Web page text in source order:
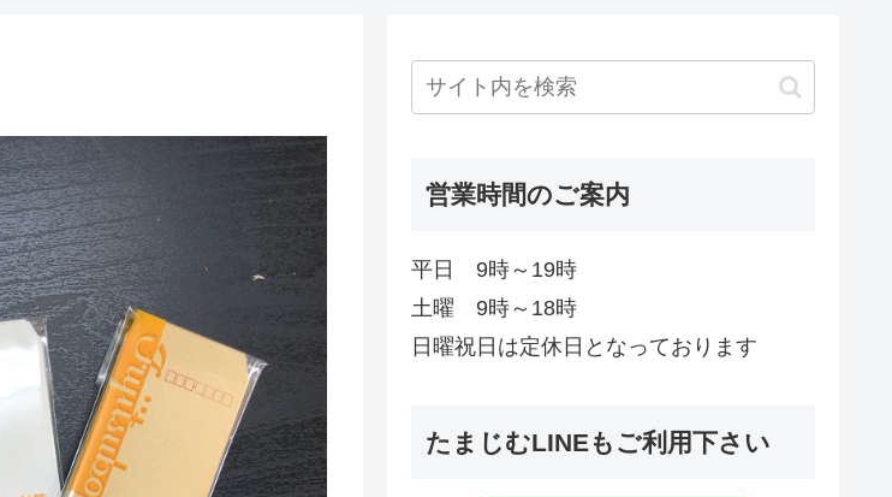
営業時間のご案内
平日 9時～19時
土曜 9時～18時
日曜祝日は定休日となっております
たまじむLINEもご利用下さい